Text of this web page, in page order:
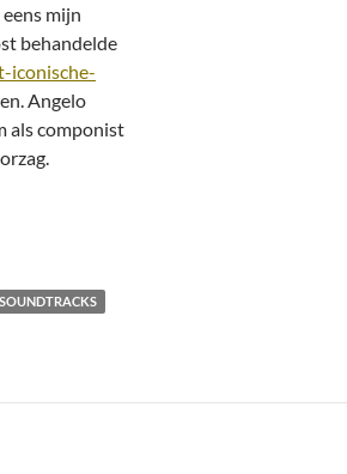
mijn
behandelde
iconische-
Angelo
als componist